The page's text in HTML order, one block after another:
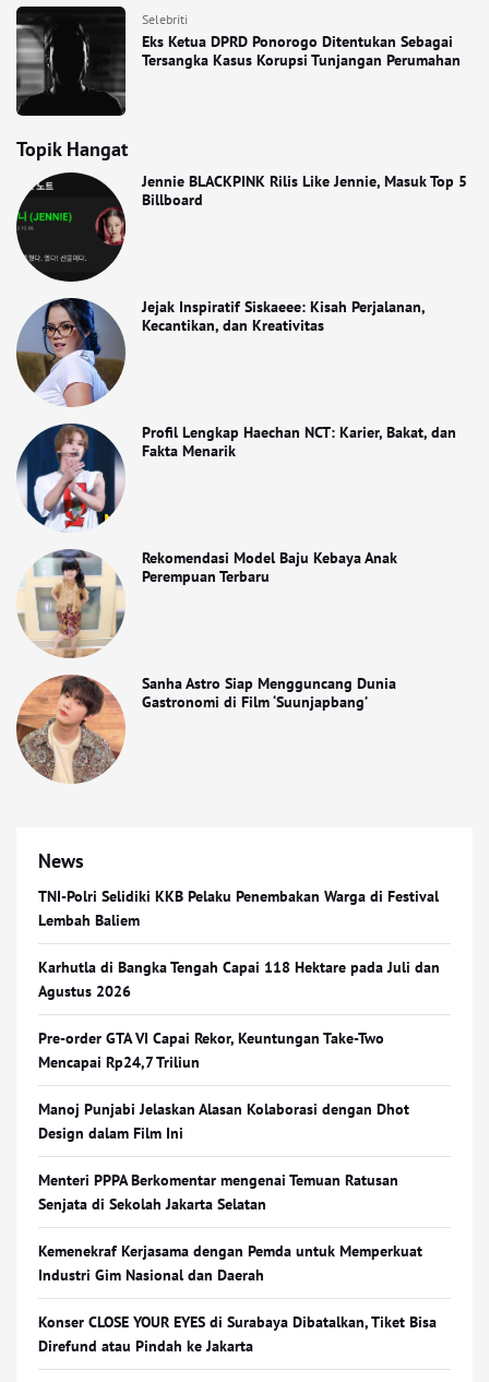
Selebriti
Eks Ketua DPRD Ponorogo Ditentukan Sebagai
Tersangka Kasus Korupsi Tunjangan Perumahan
Topik Hangat
Jennie BLACKPINK Rilis Like Jennie, Masuk Top 5
Billboard
Jejak Inspiratif Siskaeee: Kisah Perjalanan,
Kecantikan, dan Kreativitas
Profil Lengkap Haechan NCT: Karier, Bakat, dan
Fakta Menarik
Rekomendasi Model Baju Kebaya Anak
Perempuan Terbaru
Sanha Astro Siap Mengguncang Dunia
Gastronomi di Film ‘Suunjapbang’
News
TNI-Polri Selidiki KKB Pelaku Penembakan Warga di Festival
Lembah Baliem
Karhutla di Bangka Tengah Capai 118 Hektare pada Juli dan
Agustus 2026
Pre-order GTA VI Capai Rekor, Keuntungan Take-Two
Mencapai Rp24,7 Triliun
Manoj Punjabi Jelaskan Alasan Kolaborasi dengan Dhot
Design dalam Film Ini
Menteri PPPA Berkomentar mengenai Temuan Ratusan
Senjata di Sekolah Jakarta Selatan
Kemenekraf Kerjasama dengan Pemda untuk Memperkuat
Industri Gim Nasional dan Daerah
Konser CLOSE YOUR EYES di Surabaya Dibatalkan, Tiket Bisa
Direfund atau Pindah ke Jakarta